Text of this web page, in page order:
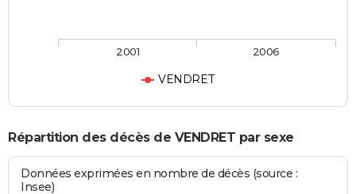
VENDRET
2001 2006
Répartition des décès de VENDRET par sexe
Données exprimées en nombre de décès (source :
Insee)